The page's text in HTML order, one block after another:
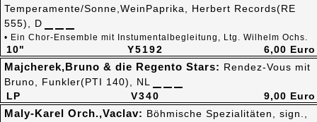
Y5192
10"
Temperamente/Sonne,WeinPaprika, Herbert Records(RE
555), D
• Ein Chor-Ensemble mit Instumentalbegleitung, Ltg. Wilhelm Ochs.
6,00 Euro
V340
LP
Majcherek,Bruno & die Regento Stars: Rendez-Vous mit
Bruno, Funkler(PTI 140), NL
9,00 Euro
Maly-Karel Orch.,Vaclav: Böhmische Spezialitäten, sign.,